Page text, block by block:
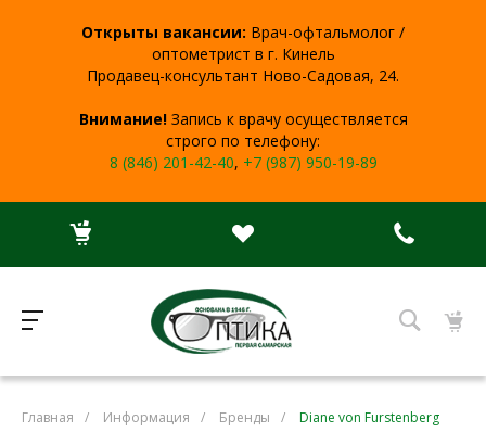
Открыты вакансии: Врач-офтальмолог /
оптометрист в г. Кинель
Продавец-консультант Ново-Садовая, 24.
Внимание!Запись к врачу осуществляется
строго по телефону:
8 (846) 201-42-40, +7 (987) 950-19-89
Главная / Информация / Бренды / Diane von Furstenberg